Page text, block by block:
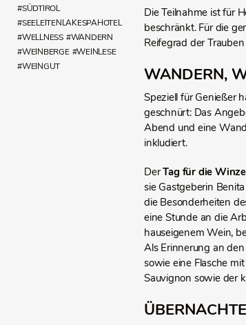
#SÜDTIROL
#SEELEITENLAKESPAHOTEL
#WELLNESS #WANDERN
#WEINBERGE #WEINLESE
#WEINGUT
Die Teilnahme ist für
beschränkt. Für die
Reifegrad der
WANDERN,
Speziell für Genießer
geschnürt: Das
Abend und eine
inkludiert.
DerTag für die
sie Gastgeberin
die Besonderheiten
eine Stunde an die
hauseigenem Wein,
Als Erinnerung an
sowie eine Flasche
Sauvignon sowie der